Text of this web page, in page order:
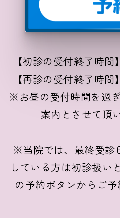
【初診の受付終了時間
【再診の受付終了時間
※お昼の受付時間を過
案内とさせて頂
※当院では、最終受診
している方は初診扱い
の予約ボタンからご予